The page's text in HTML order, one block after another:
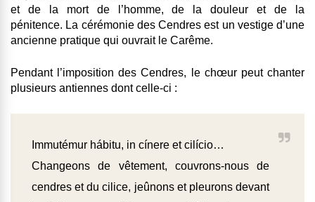
et de la mort de l’homme, de la douleur et de la
pénitence. La cérémonie des Cendres est un vestige d’une
ancienne pratique qui ouvrait le Carême.
Pendant l’imposition des Cendres, le chœur peut chanter
plusieurs antiennes dont celle-ci :
Immutémur hábitu, in cínere et cilício…
Changeons de vêtement, couvrons-nous de
cendres et du cilice, jeûnons et pleurons devant